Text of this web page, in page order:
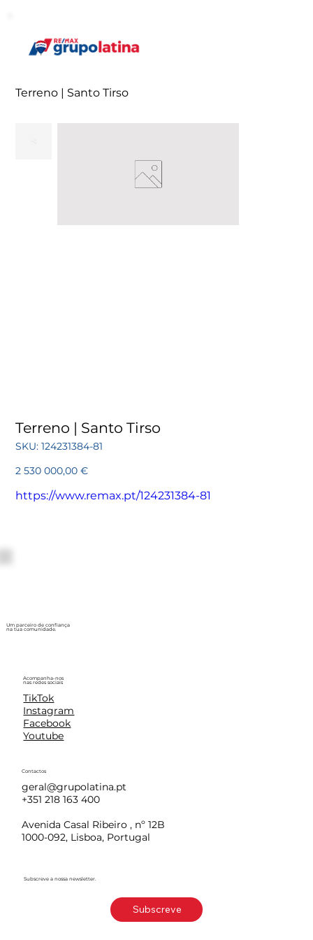
Terreno | Santo Tirso
Terreno | Santo Tirso
SKU: SKU
124231384-
124231384-81
Preço
2 530 000,00 €
https://www.remax.pt/124231384-81
Um parceiro de confiança
na tua comunidade.
Acompanha-nos
nas redes sociais
TikTok
Instagram
Facebook
Youtube
Contactos
geral@grupolatina.pt
+351 218 163 400
Avenida Casal Ribeiro , nº 12B
1000-092, Lisboa, Portugal
Subscreve a nossa newsletter.
Subscreve